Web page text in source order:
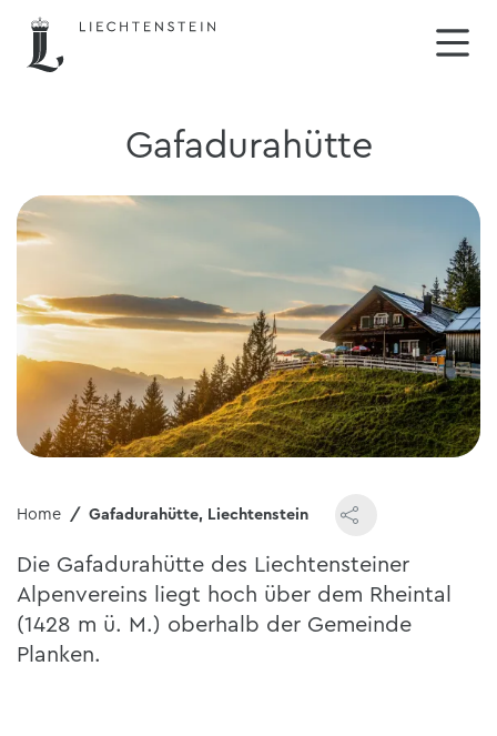
Gafadurahütte
Home Gafadurahütte, Liechtenstein
Die Gafadurahütte des Liechtensteiner
Alpenvereins liegt hoch über dem Rheintal
(1428 m ü. M.) oberhalb der Gemeinde
Planken.